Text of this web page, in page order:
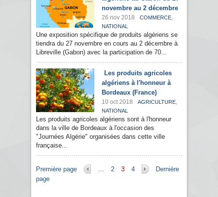
novembre au 2 décembre
26 nov 2018 COMMERCE,
NATIONAL
Une exposition spécifique de produits algériens se
tiendra du 27 novembre en cours au 2 décembre à
Libreville (Gabon) avec la participation de 70...
Les produits agricoles
algériens à l'honneur à
Bordeaux (France)
10 oct 2018 AGRICULTURE,
NATIONAL
Les produits agricoles algériens sont à l'honneur
dans la ville de Bordeaux à l'occasion des
"Journées Algérie" organisées dans cette ville
française...
Pages
Première page … 2 3 4
Dernière
page